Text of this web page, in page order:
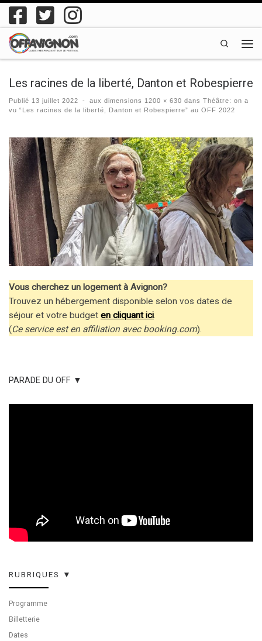
Passer au contenu
Search
Les racines de la liberté, Danton et Robespierre
Publié 13 juillet 2022 - aux dimensions 1200 × 630 dans Théâtre: on a
vu “Les racines de la liberté, Danton et Robespierre” au OFF 2022
Navigation des images
Vous cherchez un logement à Avignon?
Trouvez un hébergement disponible selon vos dates de
séjour et votre budget en cliquant ici.
(Ce service est en affiliation avec booking.com).
PARADE DU OFF ▼
RUBRIQUES ▼
Programme
Billetterie
Dates